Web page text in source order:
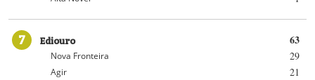
7 63
Ediouro
29
Nova Fronteira
21
Agir